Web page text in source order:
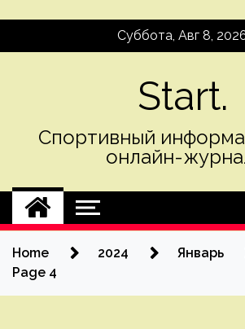
Суббота, Авг 8,
Start.
Спортивный
онлайн-
Home 2024
Январь
Page 4